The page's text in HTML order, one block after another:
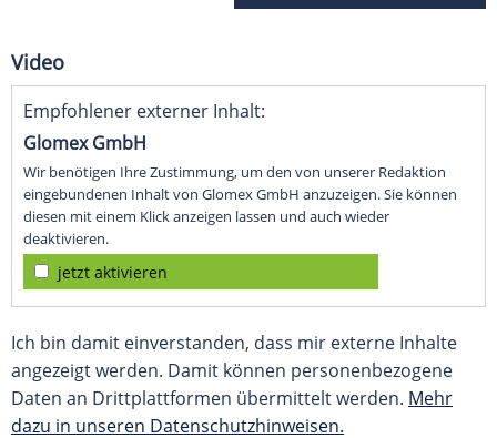
Video
Empfohlener externer Inhalt:
Glomex GmbH
Wir benötigen Ihre Zustimmung, um den von unserer Redaktion
eingebundenen Inhalt von Glomex GmbH anzuzeigen. Sie können
diesen mit einem Klick anzeigen lassen und auch wieder
deaktivieren.
jetzt aktivieren
Ich bin damit einverstanden, dass mir externe Inhalte
angezeigt werden. Damit können personenbezogene
Daten an Drittplattformen übermittelt werden. Mehr
dazu in unseren Datenschutzhinweisen.